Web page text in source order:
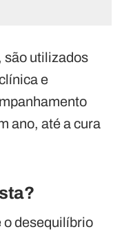
são utilizados
e
ano, até a cura
o desequilíbrio